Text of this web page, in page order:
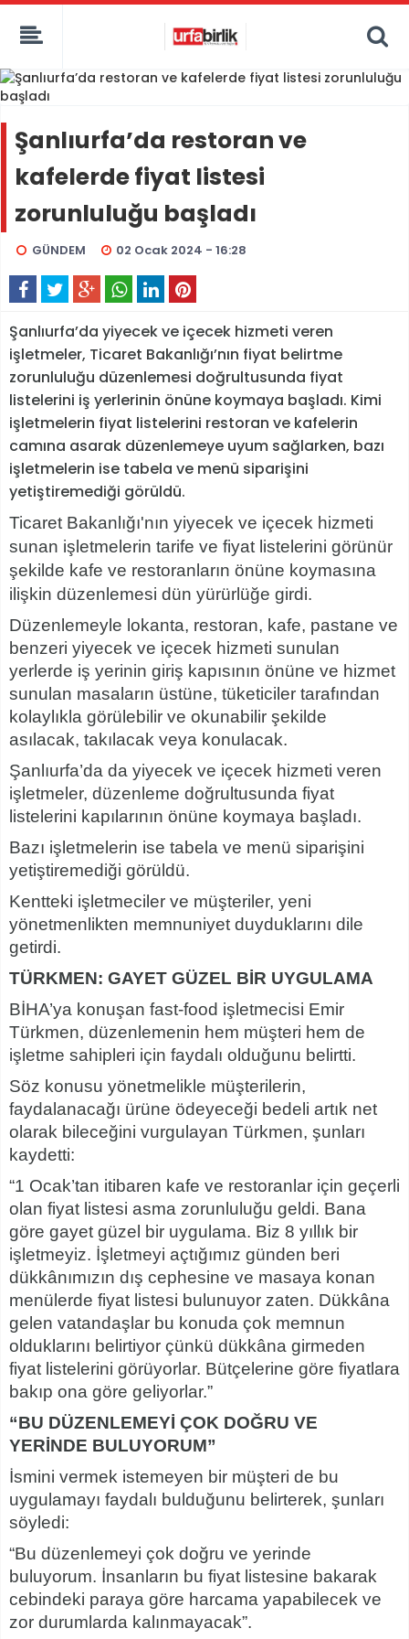
Şanlıurfa’da restoran ve
kafelerde fiyat listesi
zorunluluğu başladı
GÜNDEM 02 Ocak 2024 - 16:28
Şanlıurfa’da yiyecek ve içecek hizmeti veren
işletmeler, Ticaret Bakanlığı’nın fiyat belirtme
zorunluluğu düzenlemesi doğrultusunda fiyat
listelerini iş yerlerinin önüne koymaya başladı. Kimi
işletmelerin fiyat listelerini restoran ve kafelerin
camına asarak düzenlemeye uyum sağlarken, bazı
işletmelerin ise tabela ve menü siparişini
yetiştiremediği görüldü.
Ticaret Bakanlığı'nın yiyecek ve içecek hizmeti
sunan işletmelerin tarife ve fiyat listelerini görünür
şekilde kafe ve restoranların önüne koymasına
ilişkin düzenlemesi dün yürürlüğe girdi.
Düzenlemeyle lokanta, restoran, kafe, pastane ve
benzeri yiyecek ve içecek hizmeti sunulan
yerlerde iş yerinin giriş kapısının önüne ve hizmet
sunulan masaların üstüne, tüketiciler tarafından
kolaylıkla görülebilir ve okunabilir şekilde
asılacak, takılacak veya konulacak.
Şanlıurfa’da da yiyecek ve içecek hizmeti veren
işletmeler, düzenleme doğrultusunda fiyat
listelerini kapılarının önüne koymaya başladı.
Bazı işletmelerin ise tabela ve menü siparişini
yetiştiremediği görüldü.
Kentteki işletmeciler ve müşteriler, yeni
yönetmenlikten memnuniyet duyduklarını dile
getirdi.
TÜRKMEN: GAYET GÜZEL BİR UYGULAMA
BİHA’ya konuşan fast-food işletmecisi Emir
Türkmen, düzenlemenin hem müşteri hem de
işletme sahipleri için faydalı olduğunu belirtti.
Söz konusu yönetmelikle müşterilerin,
faydalanacağı ürüne ödeyeceği bedeli artık net
olarak bileceğini vurgulayan Türkmen, şunları
kaydetti:
“1 Ocak’tan itibaren kafe ve restoranlar için geçerli
olan fiyat listesi asma zorunluluğu geldi. Bana
göre gayet güzel bir uygulama. Biz 8 yıllık bir
işletmeyiz. İşletmeyi açtığımız günden beri
dükkânımızın dış cephesine ve masaya konan
menülerde fiyat listesi bulunuyor zaten. Dükkâna
gelen vatandaşlar bu konuda çok memnun
olduklarını belirtiyor çünkü dükkâna girmeden
fiyat listelerini görüyorlar. Bütçelerine göre fiyatlara
bakıp ona göre geliyorlar.”
“BU DÜZENLEMEYİ ÇOK DOĞRU VE
YERİNDE BULUYORUM”
İsmini vermek istemeyen bir müşteri de bu
uygulamayı faydalı bulduğunu belirterek, şunları
söyledi:
“Bu düzenlemeyi çok doğru ve yerinde
buluyorum. İnsanların bu fiyat listesine bakarak
cebindeki paraya göre harcama yapabilecek ve
zor durumlarda kalınmayacak”.